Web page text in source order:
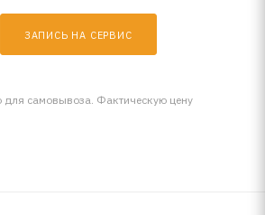
ЗАПИСЬ НА СЕРВИС
для самовывоза. Фактическую цену